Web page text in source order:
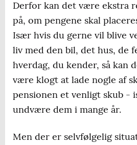
Derfor kan det være ekstra
på, om pengene skal
Især hvis du gerne vil blive
liv med den bil, det hus, de
hverdag, du kender, så kan
være klogt at lade nogle af
pensionen et venligt skub -
undvære dem i mange år.
Men der er selvfølgelig